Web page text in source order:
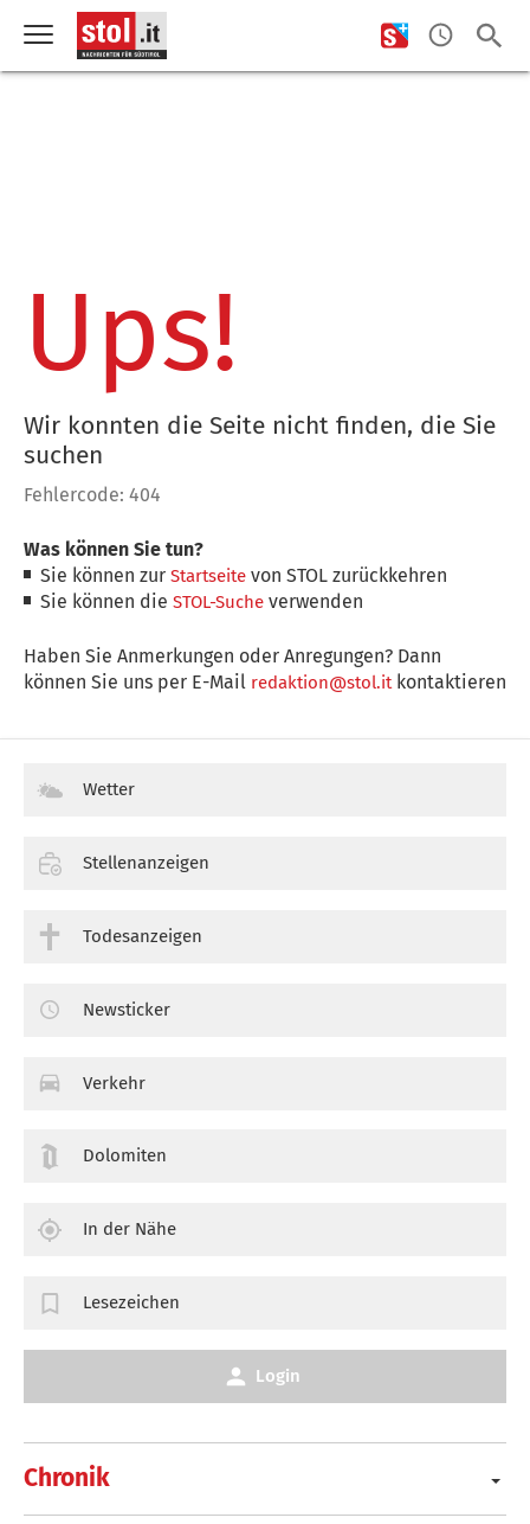
Ups!
Wir konnten die Seite nicht finden, die Sie
suchen
Fehlercode: 404
Was können Sie tun?
Sie können zurStartseite von STOL zurückkehren
Sie können dieSTOL-Suche verwenden
Haben Sie Anmerkungen oder Anregungen? Dann
können Sie uns per E-Mail redaktion@stol.itkontaktieren
Chronik
Wetter
Stellenanzeigen
Todesanzeigen
Newsticker
Verkehr
Dolomiten
In der Nähe
Lesezeichen
Login